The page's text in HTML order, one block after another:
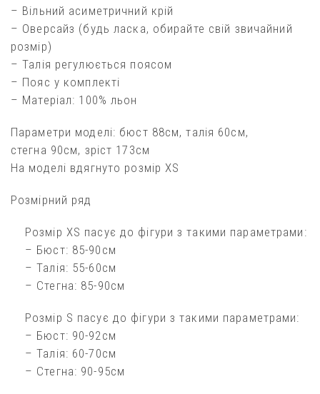
– Вільний aсиметричний крiй
– Оверсайз (будь ласка, обирайте свій звичайний
розмір)
– Талія регулюється поясом
– Пояс у комплекті
– Матеріал: 100% льон
Параметри моделі: бюст 88см, талія 60см,
стегна 90см, зріст 173см
На моделі вдягнуто розмір XS
Розмірний ряд
Розмір XS пасує до фігури з такими параметрами:
– Бюст: 85-90см
– Талія: 55-60см
– Стегна: 85-90см
Розмір S пасує до фігури з такими параметрами:
– Бюст: 90-92см
– Талія: 60-70см
– Стегна: 90-95см